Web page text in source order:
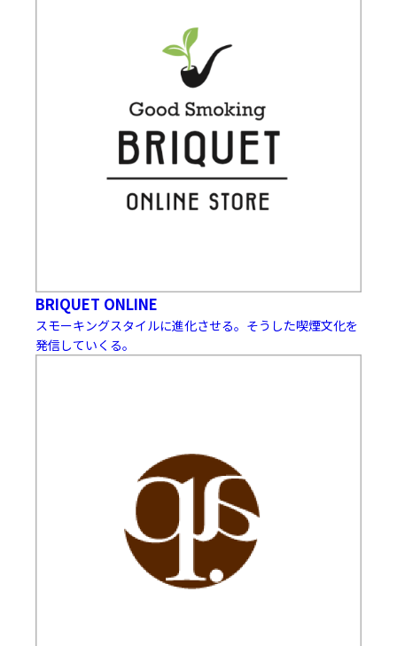
BRIQUET ONLINE
スモーキングスタイルに進化させる。そうした喫煙文化を
発信していくる。